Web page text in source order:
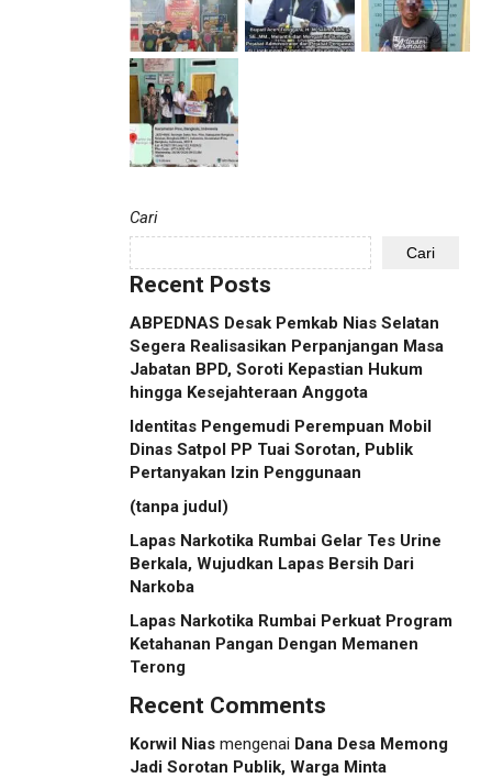
Cari
Cari
Recent Posts
ABPEDNAS Desak Pemkab Nias Selatan
Segera Realisasikan Perpanjangan Masa
Jabatan BPD, Soroti Kepastian Hukum
hingga Kesejahteraan Anggota
Identitas Pengemudi Perempuan Mobil
Dinas Satpol PP Tuai Sorotan, Publik
Pertanyakan Izin Penggunaan
(tanpa judul)
Lapas Narkotika Rumbai Gelar Tes Urine
Berkala, Wujudkan Lapas Bersih Dari
Narkoba
Lapas Narkotika Rumbai Perkuat Program
Ketahanan Pangan Dengan Memanen
Terong
Recent Comments
Korwil Nias mengenai Dana Desa Memong
Jadi Sorotan Publik, Warga Minta